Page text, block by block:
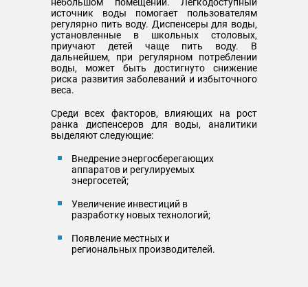
источник воды помогает пользователям
регулярно пить воду. Диспенсеры для воды,
установленные в школьных столовых,
приучают детей чаще пить воду. В
дальнейшем, при регулярном потреблении
воды, может быть достигнуто снижение
риска развития заболеваний и избыточного
веса.
Среди всех факторов, влияющих на рост
ранка диспенсеров для воды, аналитики
выделяют следующие:
Внедрение энергосберегающих
аппаратов и регулируемых
энергосетей;
Увеличение инвестиций в
разработку новых технологий;
Появление местных и
региональных производителей.